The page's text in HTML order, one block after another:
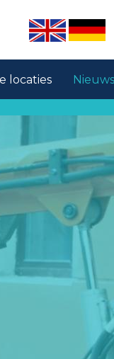
locaties Nieuws